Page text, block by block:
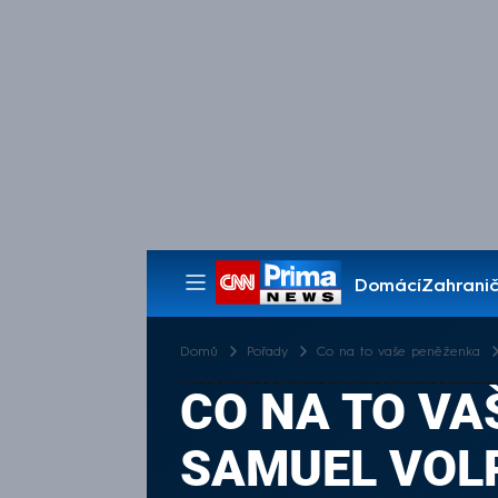
Domácí
Pořady
Domů Pořady Co na to vaše peněženka
CO NA TO
SAMUEL